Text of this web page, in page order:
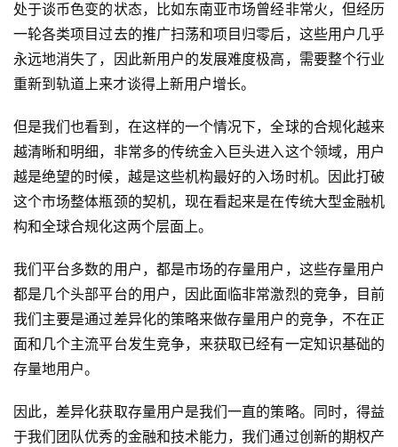
处于谈币色变的状态，比如东南亚市场曾经非常火，但经历
一轮各类项目过去的推广扫荡和项目归零后，这些用户几乎
永远地消失了，因此新用户的发展难度极高，需要整个行业
重新到轨道上来才谈得上新用户增长。
但是我们也看到，在这样的一个情况下，全球的合规化越来
越清晰和明细，非常多的传统金入巨头进入这个领域，用户
越是绝望的时候，越是这些机构最好的入场时机。因此打破
这个市场整体瓶颈的契机，现在看起来是在传统大型金融机
构和全球合规化这两个层面上。
我们平台多数的用户，都是市场的存量用户，这些存量用户
都是几个头部平台的用户，因此面临非常激烈的竞争，目前
我们主要是通过差异化的策略来做存量用户的竞争，不在正
面和几个主流平台发生竞争，来获取已经有一定知识基础的
存量地用户。
因此，差异化获取存量用户是我们一直的策略。同时，得益
于我们团队优秀的金融和技术能力，我们通过创新的期权产